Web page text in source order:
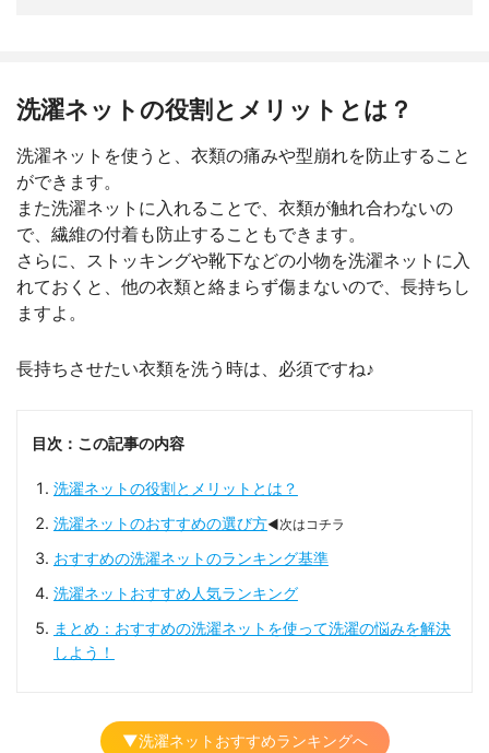
洗濯ネットの役割とメリットとは？
洗濯ネットを使うと、衣類の痛みや型崩れを防止すること
ができます。
また洗濯ネットに入れることで、衣類が触れ合わないの
で、繊維の付着も防止することもできます。
さらに、ストッキングや靴下などの小物を洗濯ネットに入
れておくと、他の衣類と絡まらず傷まないので、長持ちし
ますよ。
長持ちさせたい衣類を洗う時は、必須ですね♪
目次：この記事の内容
洗濯ネットの役割とメリットとは？
洗濯ネットのおすすめの選び方◀次はコチラ
おすすめの洗濯ネットのランキング基準
洗濯ネットおすすめ人気ランキング
まとめ：おすすめの洗濯ネットを使って洗濯の悩みを解決
しよう！
▼洗濯ネットおすすめランキングへ